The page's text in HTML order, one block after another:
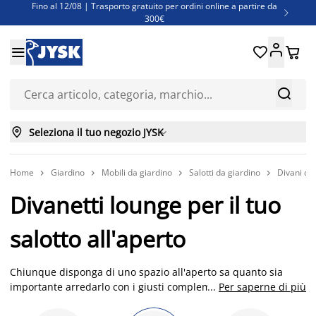
Fino al 12/08 | Trasporto gratuito per ordini online a partire da
300€

Super offerte d'estate | Oltre 1.500 articoli fino al 70%
Finanziamenti - Scegli il piano di rimborso più adatto a te


 
 Seleziona il tuo negozio JYSK
Home  Giardino  Mobili da giardino  Salotti da giardino  Divani
Divanetti lounge per il tuo
salotto all'aperto
Chiunque disponga di uno spazio all'aperto sa quanto sia
importante arredarlo con i giusti complementi, cercando di
... Per saperne di più